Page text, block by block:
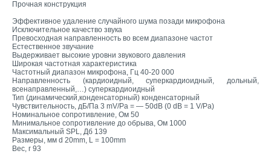
Прочная конструкция
Эффективное удаление случайного шума позади микрофона
Исключительное качество звука
Превосходная направленность во всем диапазоне частот
Естественное звучание
Выдерживает высокие уровни звукового давления
Широкая частотная характеристика
Частотный диапазон микрофона, Гц 40-20 000
Направленность (кардиоидный, суперкардиоидный, дольный,
всенаправленный,…) суперкардиоидный
Тип (динамический,конденсаторный) конденсаторный
Чувствительность, дБ/Па 3 mV/Pa = — 50dB (0 dB = 1 V/Pa)
Номинальное сопротивление, Ом 50
Минимальное сопротивление до обрыва, Ом 1000
Максимальный SPL, Дб 139
Размеры, мм d 20mm, L = 100mm
Вес, г 93